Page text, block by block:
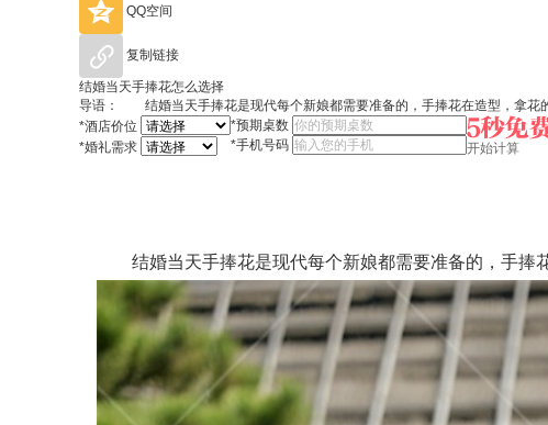
QQ空间
复制链接
结婚当天手捧花怎么选择
导语： 结婚当天手捧花是现代每个新娘都需要准备的，手捧花在造型，拿花
*酒店价位
*婚礼需求
*预期桌数
*手机号码
开始计算
结婚当天手捧花是现代每个新娘都需要准备的，手捧花